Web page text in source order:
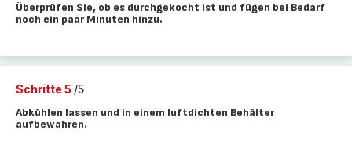
Überprüfen Sie, ob es durchgekocht ist und fügen bei Bedarf
noch ein paar Minuten hinzu.
Schritte 5 /5
Abkühlen lassen und in einem luftdichten Behälter
aufbewahren.